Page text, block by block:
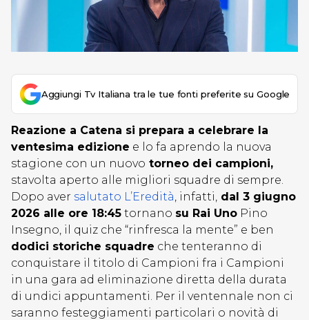
Aggiungi Tv Italiana tra le tue fonti preferite su Google
Reazione a Catena si prepara a celebrare la
ventesima edizione e lo fa aprendo la nuova
stagione con un nuovo torneo dei campioni,
stavolta aperto alle migliori squadre di sempre.
Dopo aver salutato L’Eredità, infatti, dal 3 giugno
2026 alle ore 18:45 tornano su Rai Uno Pino
Insegno, il quiz che “rinfresca la mente” e ben
dodici storiche squadre che tenteranno di
conquistare il titolo di Campioni fra i Campioni
in una gara ad eliminazione diretta della durata
di undici appuntamenti. Per il ventennale non ci
saranno festeggiamenti particolari o novità di